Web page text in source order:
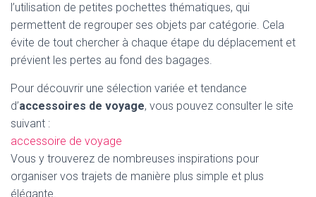
l’utilisation de petites pochettes thématiques, qui
permettent de regrouper ses objets par catégorie. Cela
évite de tout chercher à chaque étape du déplacement et
prévient les pertes au fond des bagages.
Pour découvrir une sélection variée et tendance
d’accessoires de voyage, vous pouvez consulter le site
suivant :
accessoire de voyage
Vous y trouverez de nombreuses inspirations pour
organiser vos trajets de manière plus simple et plus
élégante.